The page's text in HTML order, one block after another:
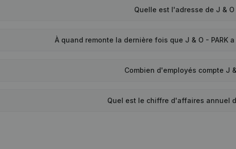
Quelle est l'adresse de J & O
À quand remonte la dernière fois que J & O - PARK
Combien d'employés compte J &
Quel est le chiffre d'affaires annuel